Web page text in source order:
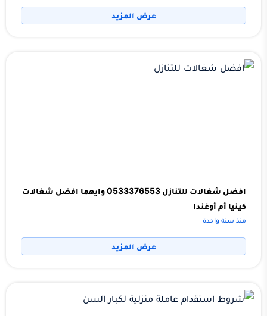
عرض المزيد
افضل شغالات للتنازل 0533376553 وايهما افضل شغالات
كينيا أم أوغندا
منذ سنة واحدة
عرض المزيد